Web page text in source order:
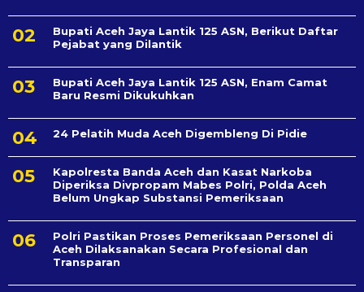
Bupati Aceh Jaya Lantik 125 ASN, Berikut Daftar
Pejabat yang Dilantik
Bupati Aceh Jaya Lantik 125 ASN, Enam Camat
Baru Resmi Dikukuhkan
24 Pelatih Muda Aceh Digembleng Di Pidie
Kapolresta Banda Aceh dan Kasat Narkoba
Diperiksa Divpropam Mabes Polri, Polda Aceh
Belum Ungkap Substansi Pemeriksaan
Polri Pastikan Proses Pemeriksaan Personel di
Aceh Dilaksanakan Secara Profesional dan
Transparan